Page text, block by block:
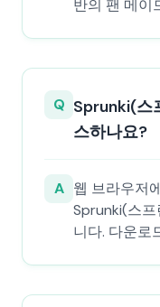
반의 팬 메이
Q Sprunki(스
스하나요?
A 웹 브라우저
Sprunki(스
니다. 다운로